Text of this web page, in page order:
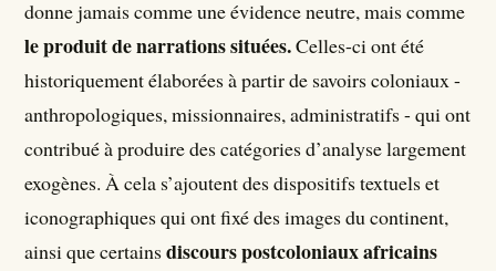
donne jamais comme une évidence neutre, mais comme
le produit de narrations situées.Celles-ci ont été
historiquement élaborées à partir de savoirs coloniaux -
anthropologiques, missionnaires, administratifs - qui ont
contribué à produire des catégories d’analyse largement
exogènes. À cela s’ajoutent des dispositifs textuels et
iconographiques qui ont fixé des images du continent,
ainsi que certainsdiscours postcoloniaux africains